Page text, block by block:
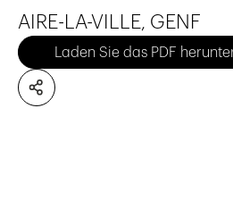
AIRE-LA-VILLE, GENF
Laden Sie das PDF